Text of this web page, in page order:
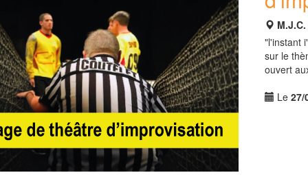
"l'instant
sur le
ouvert
Le27/